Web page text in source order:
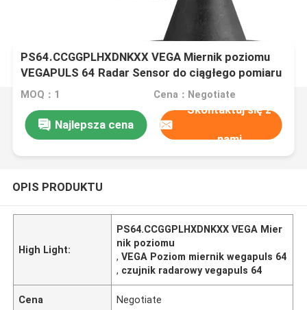
PS64.CCGGPLHXDNKXX VEGA Miernik poziomu
VEGAPULS 64 Radar Sensor do ciągłego pomiaru
poziomu
MOQ：1 Cena：Negotiate
Najlepsza cena
Skontaktuj się z
nami
OPIS PRODUKTU
High Light:
PS64.CCGGPLHXDNKXX VEGA Mier
nik poziomu
,VEGA Poziom miernik wegapuls 64
, czujnik radarowy vegapuls 64
Cena Negotiate